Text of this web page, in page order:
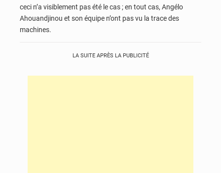
ceci n’a visiblement pas été le cas ; en tout cas, Angélo
Ahouandjinou et son équipe n’ont pas vu la trace des
machines.
LA SUITE APRÈS LA PUBLICITÉ